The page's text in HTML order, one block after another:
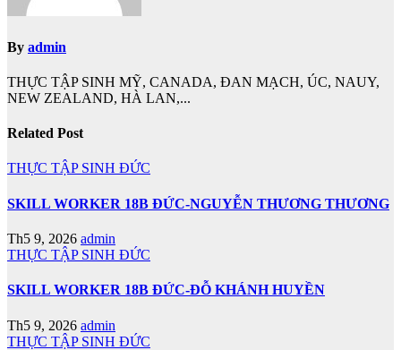
By admin
THỰC TẬP SINH MỸ, CANADA, ĐAN MẠCH, ÚC, NAUY,
NEW ZEALAND, HÀ LAN,...
Related Post
THỰC TẬP SINH ĐỨC
SKILL WORKER 18B ĐỨC-NGUYỄN THƯƠNG THƯƠNG
Th5 9, 2026 admin
THỰC TẬP SINH ĐỨC
SKILL WORKER 18B ĐỨC-ĐỖ KHÁNH HUYỀN
Th5 9, 2026 admin
THỰC TẬP SINH ĐỨC